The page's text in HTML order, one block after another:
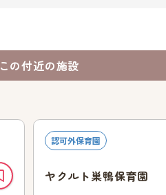
この付近の施設
認可外保育園
ヤクルト巣鴨保育園